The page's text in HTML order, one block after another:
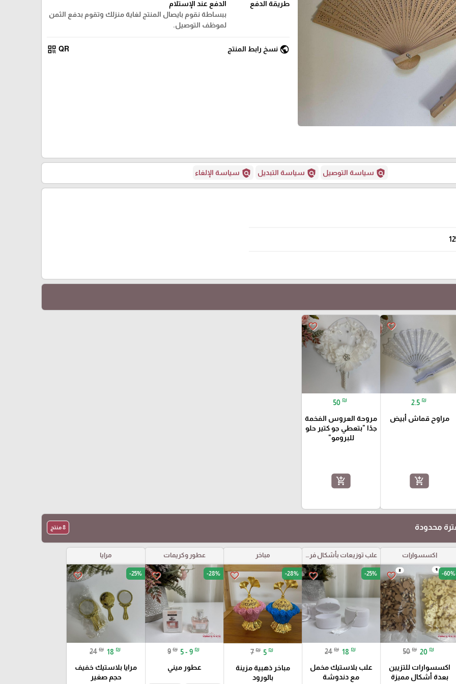
طريقة الدفع
الدفع عند الإستلام
ببساطة نقوم بايصال المنتج لغاية منزلك وتقوم بدفع الثمن
لموظف التوصيل.
public نسخ رابط المنتج QR
qr_code
policy سياسة التوصيل policy سياسة التبديل policy سياسة الإلغاء
favorite_border
2.5 ₪
مراوح قماش أبيض
add_shopping_cart
favorite_border
50 ₪
مروحة العروس الفخمة
جدًا "بتعطي جو كتير حلو
للبرومو"
add_shopping_cart
محدودة 8 منتج
اكسسوارات
favorite_border -60%
50 ₪ 20 ₪
اكسسوارات للتزيين
بعدة أشكال مميزة
علب توزيعات بأشكال فريدة
favorite_border -25%
24 ₪ 18 ₪
علب بلاستيك مخمل
مع دندوشة
مباخر
favorite_border -28%
7 ₪ 5 ₪
مباخر ذهبية مزينة
بالورود
عطور وكريمات
favorite_border -28%
9 ₪ 5 - 9 ₪
عطور ميني
مرايا
favorite_border -25%
24 ₪ 18 ₪
مرايا بلاستيك خفيف
حجم صغير